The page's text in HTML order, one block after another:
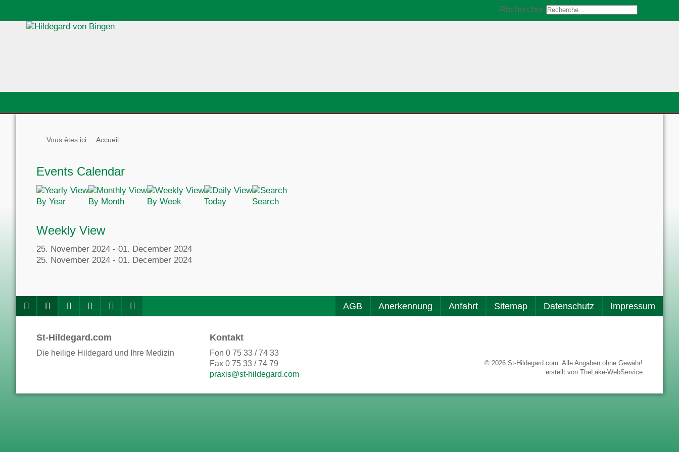
Rechercher
Vous êtes ici : Accueil
Events Calendar
By Year By Month By Week Today Search
Weekly View
25. November 2024 - 01. December 2024
25. November 2024 - 01. December 2024
AGB Anerkennung Anfahrt Sitemap Datenschutz Impressum
St-Hildegard.com
Die heilige Hildegard und Ihre Medizin
Kontakt
Fon 0 75 33 / 74 33
Fax 0 75 33 / 74 79
praxis@st-hildegard.com
© 2026 St-Hildegard.com. Alle Angaben ohne Gewähr!
erstellt von TheLake-WebService